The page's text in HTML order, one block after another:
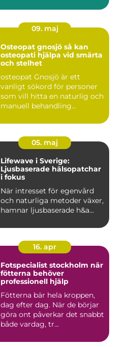
09. maj
Osteopat gnosjö så kan
osteopati hjälpa vid smärta
och stelhet
osteopat Gnosjö är ett
vanligt sökord för personer
som vill hitta en naturlig och
manuell behandling...
05. maj
Lifewave i Sverige:
Ljusbaserade hälsopatchar
i fokus
När intresset för egenvård
och naturliga metoder växer,
hamnar ljusbaserade h&a...
16. apr
Fotspecialist stockholm när
fötterna behöver
professionell hjälp
Fötterna bär hela kroppen,
dag efter dag. När de börjar
göra ont påverkar det snabbt
både vardag, tr...